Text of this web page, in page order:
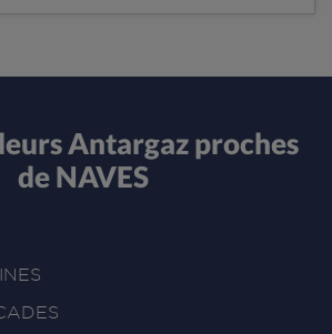
Antargaz proches
de NAVES